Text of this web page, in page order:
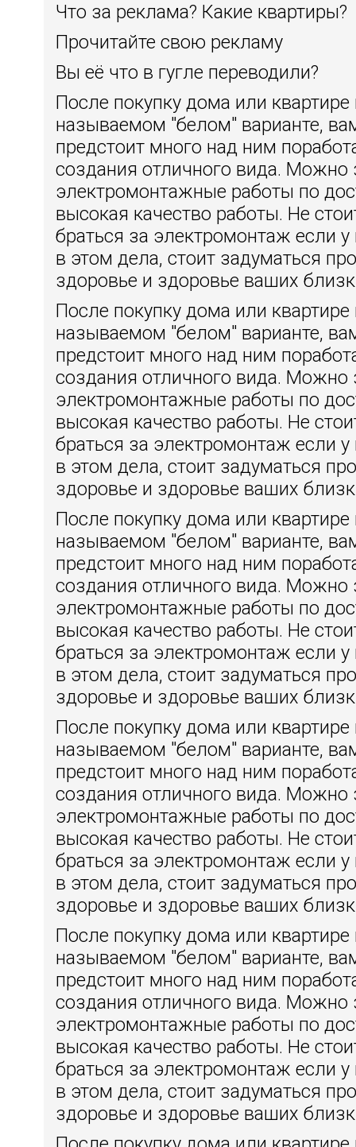
Что за реклама? Какие квартиры?
Прочитайте свою рекламу
Вы её что в гугле переводили?
После покупку дома или квартире
называемом "белом" варианте,
предстоит много над ним
создания отличного вида. Можно
электромонтажные работы по
высокая качество работы. Не
браться за электромонтаж если у
в этом дела, стоит задуматься
здоровье и здоровье ваших
После покупку дома или квартире
называемом "белом" варианте,
предстоит много над ним
создания отличного вида. Можно
электромонтажные работы по
высокая качество работы. Не
браться за электромонтаж если у
в этом дела, стоит задуматься
здоровье и здоровье ваших
После покупку дома или квартире
называемом "белом" варианте,
предстоит много над ним
создания отличного вида. Можно
электромонтажные работы по
высокая качество работы. Не
браться за электромонтаж если у
в этом дела, стоит задуматься
здоровье и здоровье ваших
После покупку дома или квартире
называемом "белом" варианте,
предстоит много над ним
создания отличного вида. Можно
электромонтажные работы по
высокая качество работы. Не
браться за электромонтаж если у
в этом дела, стоит задуматься
здоровье и здоровье ваших
После покупку дома или квартире
называемом "белом" варианте,
предстоит много над ним
создания отличного вида. Можно
электромонтажные работы по
высокая качество работы. Не
браться за электромонтаж если у
в этом дела, стоит задуматься
здоровье и здоровье ваших